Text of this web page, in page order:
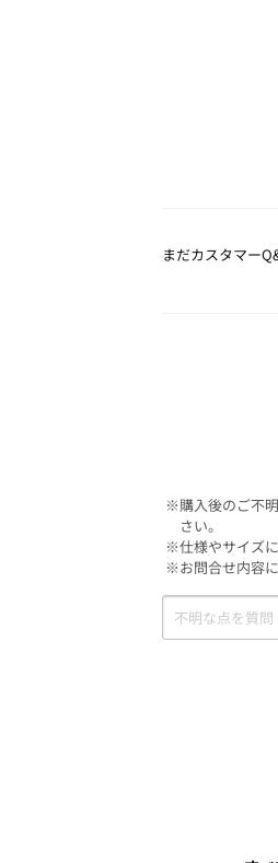
まだカスタマー
※購入後のご不
さい。
※仕様やサイズ
※お問合せ内容